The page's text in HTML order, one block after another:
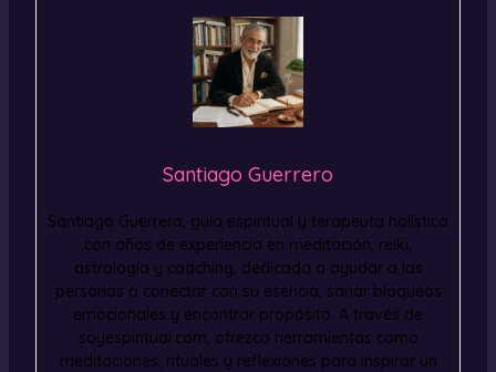
Santiago Guerrero
Santiago Guerrero, guía espiritual y terapeuta holística
con años de experiencia en meditación, reiki,
astrología y coaching, dedicada a ayudar a las
personas a conectar con su esencia, sanar bloqueos
emocionales y encontrar propósito. A través de
soyespiritual.com, ofrezco herramientas como
meditaciones, rituales y reflexiones para inspirar un